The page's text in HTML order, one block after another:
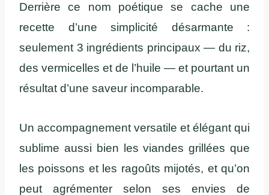
Derrière ce nom poétique se cache une
recette d’une simplicité désarmante :
seulement 3 ingrédients principaux — du riz,
des vermicelles et de l’huile — et pourtant un
résultat d’une saveur incomparable.
Un accompagnement versatile et élégant qui
sublime aussi bien les viandes grillées que
les poissons et les ragoûts mijotés, et qu’on
peut agrémenter selon ses envies de